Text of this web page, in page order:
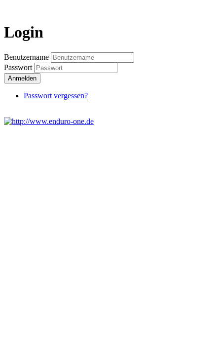
Login
Benutzername
Passwort
Anmelden
Passwort vergessen?